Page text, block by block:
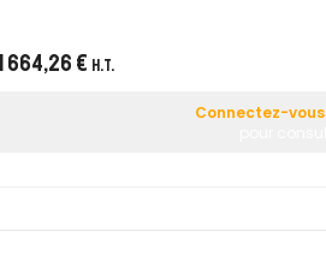
1 664,26 € H.T.
Connectez-